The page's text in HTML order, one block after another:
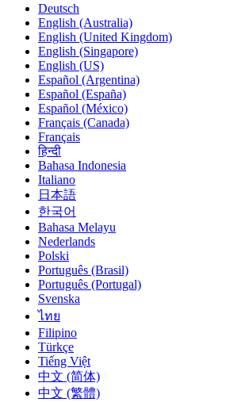
Deutsch
English (Australia)
English (United Kingdom)
English (Singapore)
English (US)
Español (Argentina)
Español (España)
Español (México)
Français (Canada)
Français
हिन्दी
Bahasa Indonesia
Italiano
日本語
한국어
Bahasa Melayu
Nederlands
Polski
Português (Brasil)
Português (Portugal)
Svenska
ไทย
Filipino
Türkçe
Tiếng Việt
中文 (简体)
中文 (繁體)